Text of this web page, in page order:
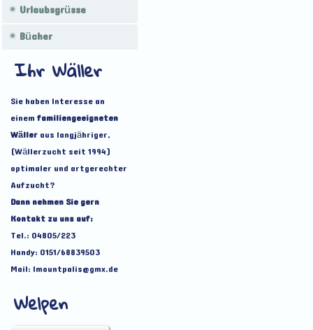
Urlaubsgrüsse
Bücher
Ihr Wäller
Sie haben Interesse an
einemfamiliengeeigneten
Wälleraus langjähriger,
(Wällerzucht seit 1994)
optimaler und artgerechter
Aufzucht?
Dann nehmen Sie gern
Kontakt zu uns auf:
Tel.: 04805/223
Handy: 0151/68839503
Mail: lmountpalis@gmx.de
Welpen